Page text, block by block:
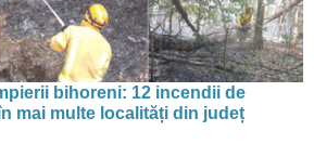
bihoreni: 12 incendii de
mai multe localități din județ